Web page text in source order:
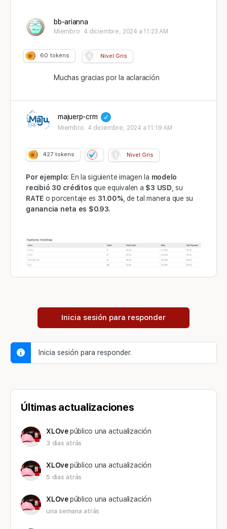
bb-arianna
Miembro 4 diciembre, 2024 a 11:23 AM
60 tokens Nivel Gris
Muchas gracias por la aclaración
majuerp-crm
Miembro 4 diciembre, 2024 a 11:19 AM
427 tokens Nivel Gris
Por ejemplo: En la siguiente imagen la modelo
recibió 30 créditos que equivalen a $3 USD, su
RATE o porcentaje es 31.00%, de tal manera que su
ganancia neta es $0.93.
Inicia sesión para responder
Inicia sesión para responder.
Últimas actualizaciones
XLOvepúblico una actualización
3 dias atrás
XLOvepúblico una actualización
5 dias atrás
XLOvepúblico una actualización
una semana atrás